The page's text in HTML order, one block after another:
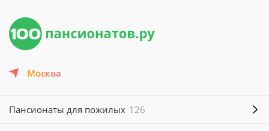
Москва
Пансионаты для пожилых 126